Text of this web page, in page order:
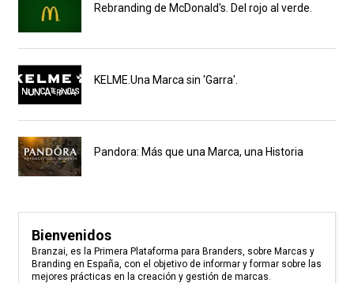
Rebranding de McDonald's. Del rojo al verde.
KELME.Una Marca sin 'Garra'.
Pandora: Más que una Marca, una Historia
Bienvenidos
Branzai, es la Primera Plataforma para Branders, sobre Marcas y
Branding en España, con el objetivo de informar y formar sobre las
mejores prácticas en la creación y gestión de marcas.